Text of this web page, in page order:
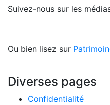
Suivez-nous sur les
Ou bien lisez sur
Diverses pages
Confidentialité